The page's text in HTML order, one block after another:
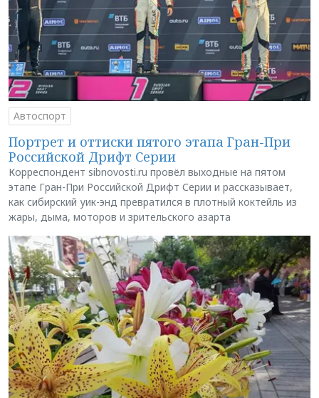
Автоспорт
Портрет и оттиски пятого этапа Гран-При
Российской Дрифт Серии
Корреспондент sibnovosti.ru провёл выходные на пятом
этапе Гран-При Российской Дрифт Серии и рассказывает,
как сибирский уик-энд превратился в плотный коктейль из
жары, дыма, моторов и зрительского азарта